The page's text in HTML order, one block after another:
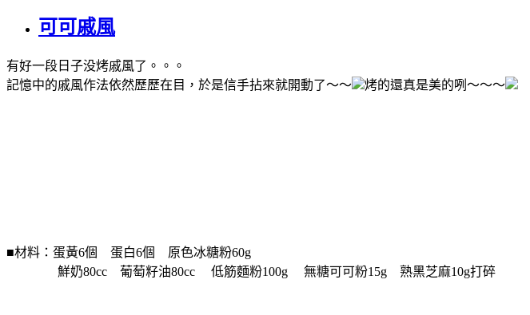
可可戚風
有好一段日子没烤戚風了。。。
記憶中的戚風作法依然歷歷在目，於是信手拈來就開動了～～
烤的還真是美的咧～～～
■材料：蛋黃6個 蛋白6個 原色冰糖粉60g
鮮奶80cc 葡萄籽油80cc 低筋麵粉100g 無糖可可粉15g 熟黑芝麻10g打碎